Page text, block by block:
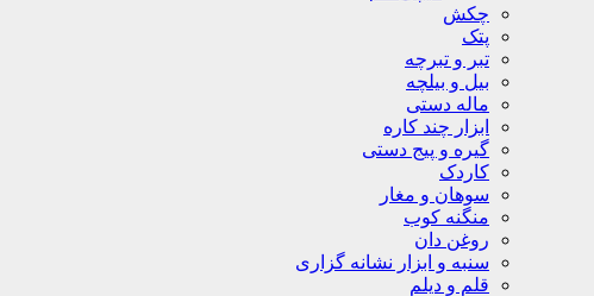
چکش
پتک
تبر و تبرچه
بیل و بیلچه
ماله دستی
ابزار چند کاره
گیره و پیج دستی
کاردک
سوهان و مغار
منگنه کوب
روغن دان
سنبه و ابزار نشانه گزاری
قلم و دیلم